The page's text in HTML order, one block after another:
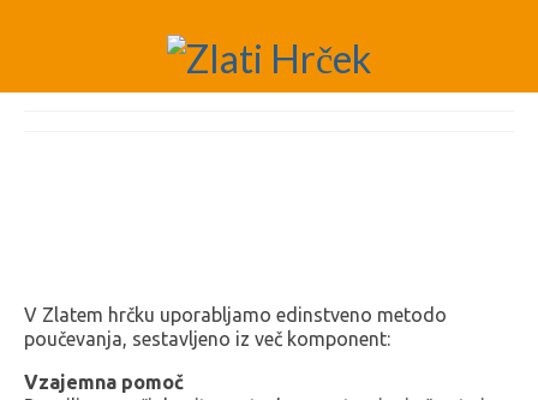
V Zlatem hrčku uporabljamo edinstveno metodo
poučevanja, sestavljeno iz več komponent:
Vzajemna pomoč